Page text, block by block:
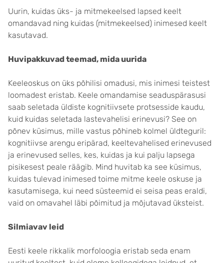
Uurin, kuidas üks- ja mitmekeelsed lapsed keelt
omandavad ning kuidas (mitmekeelsed) inimesed keelt
kasutavad.
Huvipakkuvad teemad, mida uurida
Keeleoskus on üks põhilisi omadusi, mis inimesi teistest
loomadest eristab. Keele omandamise seaduspärasusi
saab seletada üldiste kognitiivsete protsesside kaudu,
kuid kuidas seletada lastevahelisi erinevusi? See on
põnev küsimus, mille vastus põhineb kolmel üldteguril:
kognitiivse arengu eripärad, keeltevahelised erinevused
ja erinevused selles, kes, kuidas ja kui palju lapsega
pisikesest peale räägib. Mind huvitab ka see küsimus,
kuidas tulevad inimesed toime mitme keele oskuse ja
kasutamisega, kui need süsteemid ei seisa peas eraldi,
vaid on omavahel läbi põimitud ja mõjutavad üksteist.
Silmiavav leid
Eesti keele rikkalik morfoloogia eristab seda enam